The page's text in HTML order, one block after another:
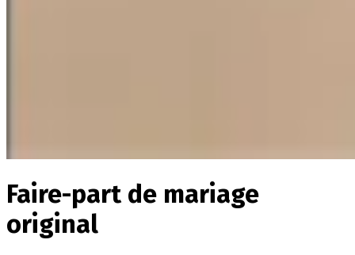
Faire-part de mariage
original